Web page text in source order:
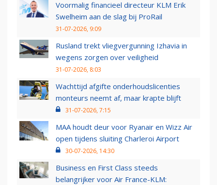
Voormalig financieel directeur KLM Erik
Swelheim aan de slag bij ProRail
31-07-2026, 9:09
Rusland trekt vliegvergunning Izhavia in
wegens zorgen over veiligheid
31-07-2026, 8:03
Wachttijd afgifte onderhoudslicenties
monteurs neemt af, maar krapte blijft
31-07-2026, 7:15
MAA houdt deur voor Ryanair en Wizz Air
open tijdens sluiting Charleroi Airport
30-07-2026, 14:30
Business en First Class steeds
belangrijker voor Air France-KLM: